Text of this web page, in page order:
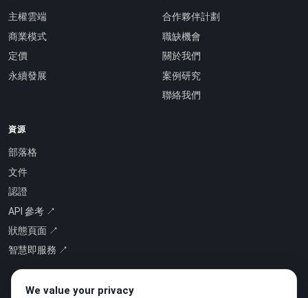
主權雲端
商業模式
定價
永續發展
合作夥伴計劃
職缺機會
關於我們
案例研究
聯絡我們
資源
部落格
文件
認證
API 參考 ↗
狀態頁面 ↗
智慧即服務 ↗
We value your privacy